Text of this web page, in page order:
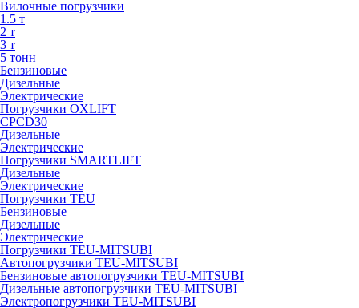
Вилочные погрузчики
1.5 т
2 т
3 т
5 тонн
Бензиновые
Дизельные
Электрические
Погрузчики OXLIFT
CPCD30
Дизельные
Электрические
Погрузчики SMARTLIFT
Дизельные
Электрические
Погрузчики TEU
Бензиновые
Дизельные
Электрические
Погрузчики TEU-MITSUBI
Автопогрузчики TEU-MITSUBI
Бензиновые автопогрузчики TEU-MITSUBI
Дизельные автопогрузчики TEU-MITSUBI
Электропогрузчики TEU-MITSUBI